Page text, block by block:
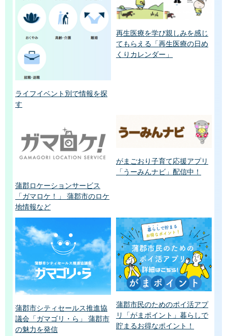
ライフイベント別で情報を探
す
再生医療を学び親しみを感じ
てもらえる「再生医療の日め
くりカレンダー」
蒲郡ロケーションサービス
「ガマロケ！」 蒲郡市のロケ
地情報など
がまごおり子育て応援アプリ
「うーみんナビ」配信中！
蒲郡市シティセールス推進協
議会「ガマゴリ・ら」 蒲郡市
の魅力を発信
蒲郡市民のためのポイ活アプ
リ「がまポイント」暮らしで
貯まるお得なポイント！